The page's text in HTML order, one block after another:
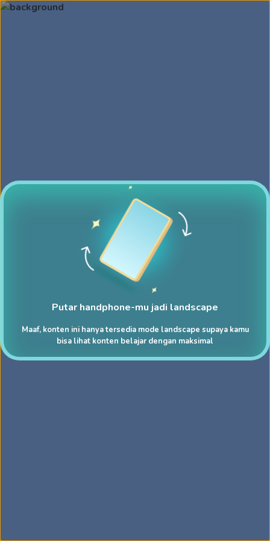
Putar handphone-mu jadi landscape
Maaf, konten ini hanya tersedia mode landscape supaya kamu
bisa lihat konten belajar dengan maksimal